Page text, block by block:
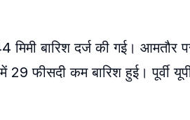
बारिश दर्ज की गई। आमतौर पर
29 फीसदी कम बारिश हुई। पूर्वी